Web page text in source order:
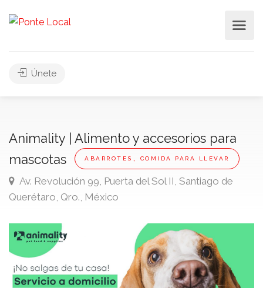
Únete
Animality | Alimento y accesorios para
mascotas
ABARROTES , COMIDA PARA LLEVAR
Av. Revolución 99, Puerta del Sol II, Santiago de
Querétaro, Qro., México